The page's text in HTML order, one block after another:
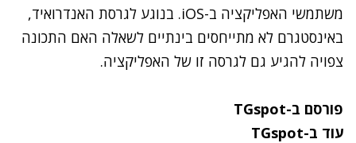
משתמשי האפליקציה ב-iOS. בנוגע לגרסת האנדרואיד,
באינסטגרם לא מתייחסים בינתיים לשאלה האם התכונה
צפויה להגיע גם לגרסה זו של האפליקציה.
פורסם ב-TGspot
עוד ב-TGspot